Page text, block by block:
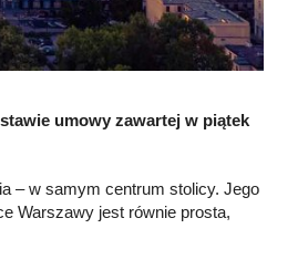
umowy zawartej w piątek
– w samym centrum stolicy. Jego
Warszawy jest równie prosta,